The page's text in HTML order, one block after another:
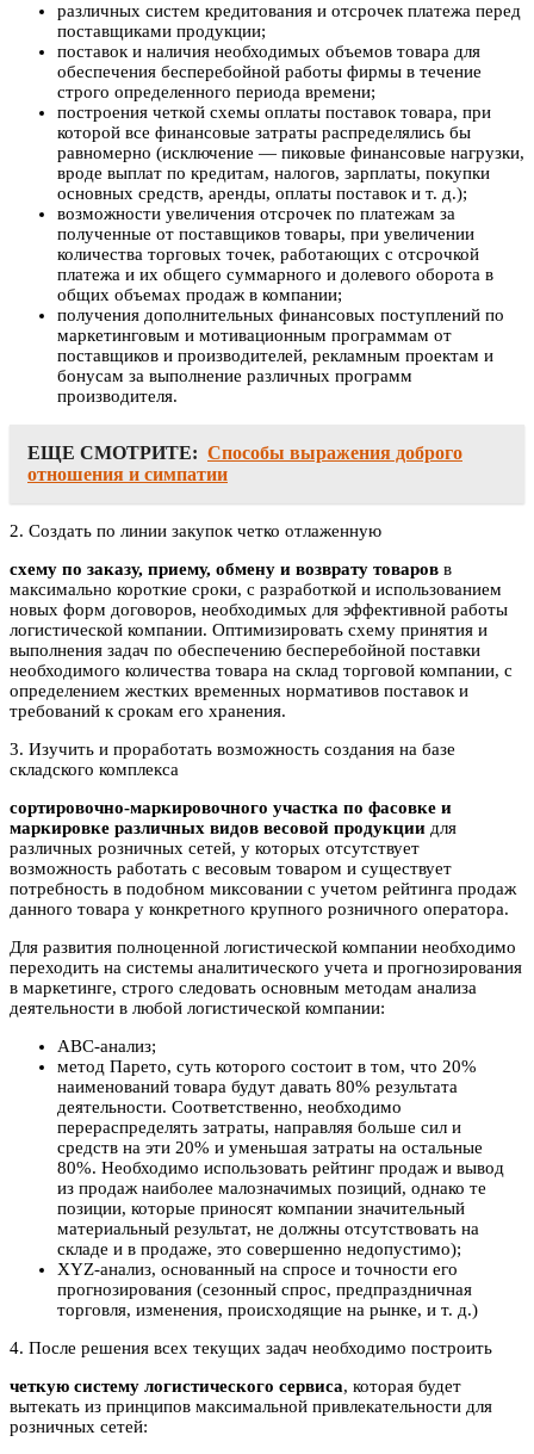
различных систем кредитования и отсрочек платежа перед
поставщиками продукции;
поставок и наличия необходимых объемов товара для
обеспечения бесперебойной работы фирмы в течение
строго определенного периода времени;
построения четкой схемы оплаты поставок товара, при
которой все финансовые затраты распределялись бы
равномерно (исключение — пиковые финансовые нагрузки,
вроде выплат по кредитам, налогов, зарплаты, покупки
основных средств, аренды, оплаты поставок и т. д.);
возможности увеличения отсрочек по платежам за
полученные от поставщиков товары, при увеличении
количества торговых точек, работающих с отсрочкой
платежа и их общего суммарного и долевого оборота в
общих объемах продаж в компании;
получения дополнительных финансовых поступлений по
маркетинговым и мотивационным программам от
поставщиков и производителей, рекламным проектам и
бонусам за выполнение различных программ
производителя.
ЕЩЕ СМОТРИТЕ: Способы выражения доброго
отношения и симпатии
2. Создать по линии закупок четко отлаженную
схему по заказу, приему, обмену и возврату товаров в
максимально короткие сроки, с разработкой и использованием
новых форм договоров, необходимых для эффективной работы
логистической компании. Оптимизировать схему принятия и
выполнения задач по обеспечению бесперебойной поставки
необходимого количества товара на склад торговой компании, с
определением жестких временных нормативов поставок и
требований к срокам его хранения.
3. Изучить и проработать возможность создания на базе
складского комплекса
сортировочно-маркировочного участка по фасовке и
маркировке различных видов весовой продукции для
различных розничных сетей, у которых отсутствует
возможность работать с весовым товаром и существует
потребность в подобном миксовании с учетом рейтинга продаж
данного товара у конкретного крупного розничного оператора.
Для развития полноценной логистической компании необходимо
переходить на системы аналитического учета и прогнозирования
в маркетинге, строго следовать основным методам анализа
деятельности в любой логистической компании:
ABC-анализ;
метод Парето, суть которого состоит в том, что 20%
наименований товара будут давать 80% результата
деятельности. Соответственно, необходимо
перераспределять затраты, направляя больше сил и
средств на эти 20% и уменьшая затраты на остальные
80%. Необходимо использовать рейтинг продаж и вывод
из продаж наиболее малозначимых позиций, однако те
позиции, которые приносят компании значительный
материальный результат, не должны отсутствовать на
складе и в продаже, это совершенно недопустимо);
XYZ-анализ, основанный на спросе и точности его
прогнозирования (сезонный спрос, предпраздничная
торговля, изменения, происходящие на рынке, и т. д.)
4. После решения всех текущих задач необходимо построить
четкую систему логистического сервиса, которая будет
вытекать из принципов максимальной привлекательности для
розничных сетей: